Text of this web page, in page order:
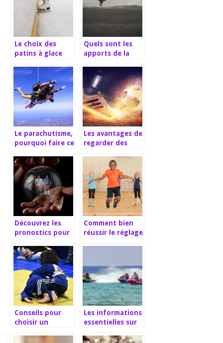
Le choix des
patins à glace
Quels sont les
apports de la
chez l’homme ?
Le parachutisme,
pourquoi faire ce
extrême ?
Les avantages de
regarder des
en direct sur
Internet
Découvrez les
pronostics pour
monde 2022
Comment bien
réussir le réglage
Conseils pour
choisir un
tatami de judo
Les informations
essentielles sur